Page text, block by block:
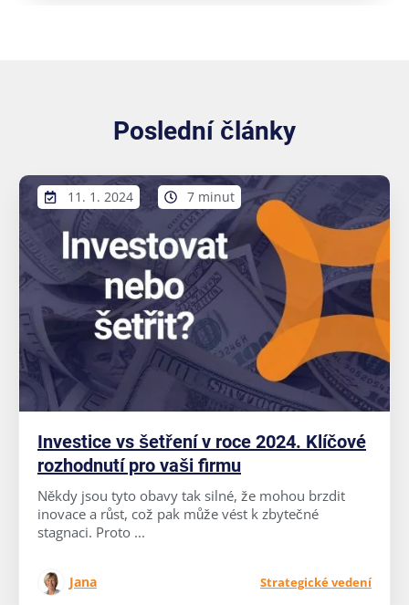
Poslední články
11. 1. 2024 7 minut
Investice vs šetření v roce 2024. Klíčové
rozhodnutí pro vaši firmu
Někdy jsou tyto obavy tak silné, že mohou brzdit
inovace a růst, což pak může vést k zbytečné
stagnaci. Proto ...
Jana Strategické vedení